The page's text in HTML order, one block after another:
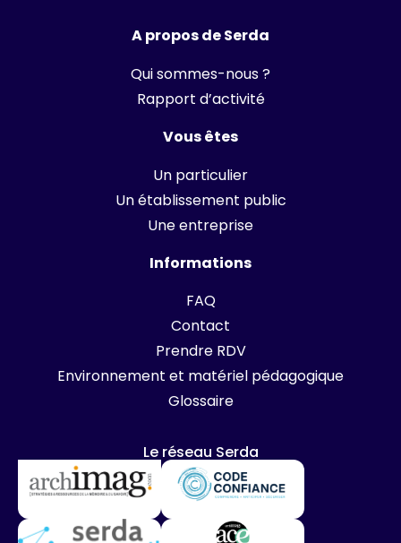
A propos de Serda
Qui sommes-nous ?
Rapport d’activité
Vous êtes
Un particulier
Un établissement public
Une entreprise
Informations
FAQ
Contact
Prendre RDV
Environnement et matériel pédagogique
Glossaire
Le réseau Serda